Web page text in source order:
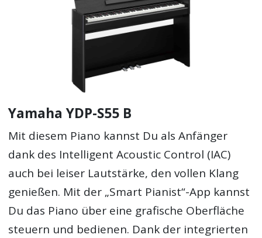
Yamaha YDP-S55 B
Mit diesem Piano kannst Du als Anfänger
dank des Intelligent Acoustic Control (IAC)
auch bei leiser Lautstärke, den vollen Klang
genießen. Mit der „Smart Pianist“-App kannst
Du das Piano über eine grafische Oberfläche
steuern und bedienen. Dank der integrierten